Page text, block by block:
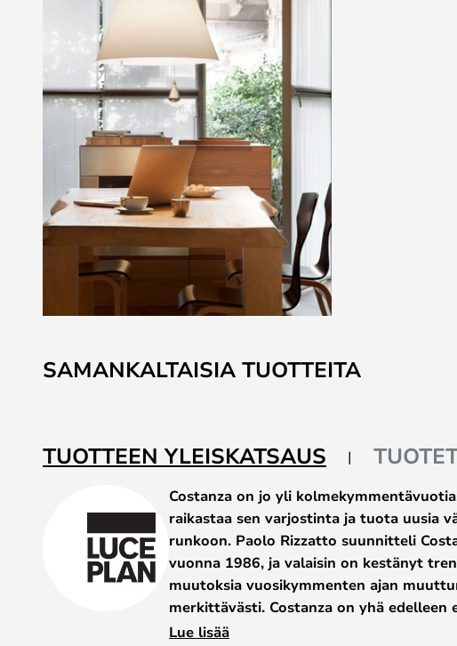
to
the
the
images
SAMANKALTAISIA TUOTTEITA
TUOTTEEN YLEISKATSAUS
Costanza on jo yli
raikastaa sen varjostinta ja tuota uusia
runkoon. Paolo Rizzatto suunnitteli
vuonna 1986, ja valaisin on kestänyt
muutoksia vuosikymmenten ajan
merkittävästi. Costanza on yhä edelleen
Lady Costanza -riippuvalaisin on
Lue lisää